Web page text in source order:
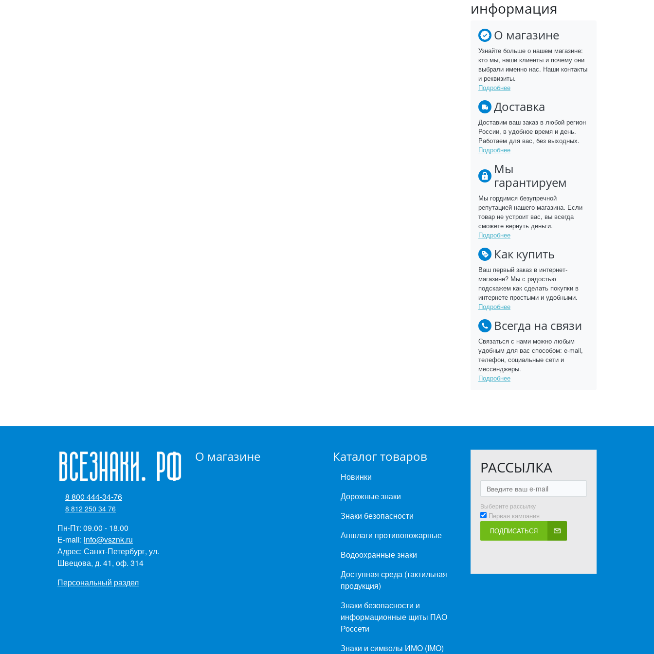
информация
О магазине
Узнайте больше о нашем магазине:
кто мы, наши клиенты и почему они
выбрали именно нас. Наши контакты
и реквизиты.
Подробнее
Доставка
Доставим ваш заказ в любой регион
России, в удобное время и день.
Работаем для вас, без выходных.
Подробнее
Мы
гарантируем
Мы гордимся безупречной
репутацией нашего магазина. Если
товар не устроит вас, вы всегда
сможете вернуть деньги.
Подробнее
Как купить
Ваш первый заказ в интернет-
магазине? Мы с радостью
подскажем как сделать покупки в
интернете простыми и удобными.
Подробнее
Всегда на связи
Связаться с нами можно любым
удобным для вас способом: e-mail,
телефон, социальные сети и
мессенджеры.
Подробнее
О магазине Каталог товаров
Новинки
Дорожные знаки
Знаки безопасности
Аншлаги противопожарные
Водоохранные знаки
Доступная среда (тактильная
продукция)
Знаки безопасности и
информационные щиты ПАО
Россети
Знаки и символы ИМО (IMO)
РАССЫЛКА
Выберите рассылку
Первая кампания
ПОДПИСАТЬСЯ
8 800 444-34-76
8 812 250 34 76
Пн-Пт: 09.00 - 18.00
E-mail: info@vsznk.ru
Адрес: Санкт-Петербург, ул.
Швецова, д. 41, оф. 314
Персональный раздел